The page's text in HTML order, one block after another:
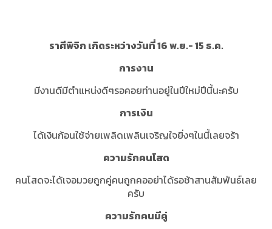
ราศีพิจิก เกิดระหว่างวันที่ 16 พ.ย.- 15 ธ.ค.
การงาน
มีงานดีมีตำแหน่งดีๆรอคอยท่านอยู่ในปีใหม่ปีนี้นะครับ
การเงิน
ได้เงินก้อนใช้จ่ายเพลิดเพลินเจริญใจยิ่งๆในนี้เลยจร้า
ความรักคนโสด
คนโสดจะได้เจอมวยถูกคู่คนถูกคออย่าได้รอช้าสานสัมพันธ์เลย
ครับ
ความรักคนมีคู่